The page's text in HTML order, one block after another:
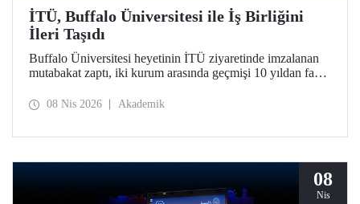
İTÜ, Buffalo Üniversitesi ile İş Birliğini
İleri Taşıdı
Buffalo Üniversitesi heyetinin İTÜ ziyaretinde imzalanan
mutabakat zaptı, iki kurum arasında geçmişi 10 yıldan fazla
08 Nis 2026 Akademik
08
Nis